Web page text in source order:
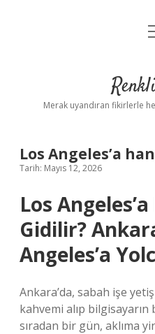
Merak uyandıran fikirlerle
Los Angeles’a
Tarih: Mayıs 12, 2026
Los
Gidilir?
Angeles’a
Ankara’da, sabah işe
kahvemi alıp
sıradan bir gün, aklıma